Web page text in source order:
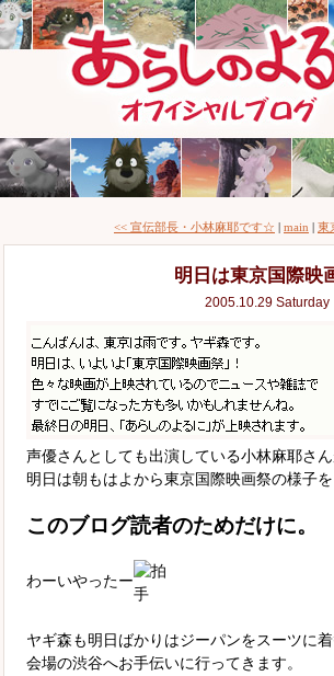
<< 宣伝部長・小林麻耶です☆ | main | 東
明日は東京国際映
2005.10.29 Saturday
声優さんとしても出演している小林麻耶さ
明日は朝もはよから東京国際映画祭の様子
このブログ読者のためだけに。
わーいやったー
ヤギ森も明日ばかりはジーパンをスーツに
会場の渋谷へお手伝いに行ってきます。